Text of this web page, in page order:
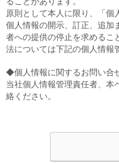
原則として本人に限り、「個
個人情報の開示、訂正、追加
者への提供の停止を求めるこ
法については下記の個人情報
◆個人情報に関するお問い合
当社個人情報管理責任者、本
絡ください。